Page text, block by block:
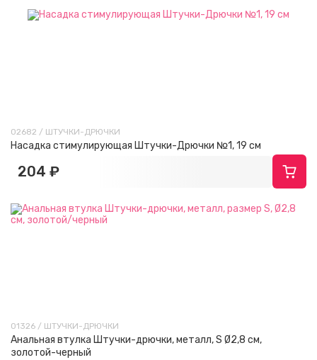
02682 / ШТУЧКИ-ДРЮЧКИ
Насадка стимулирующая Штучки-Дрючки №1, 19 см
204 ₽
01326 / ШТУЧКИ-ДРЮЧКИ
Анальная втулка Штучки-дрючки, металл, S Ø2,8 см,
золотой-черный